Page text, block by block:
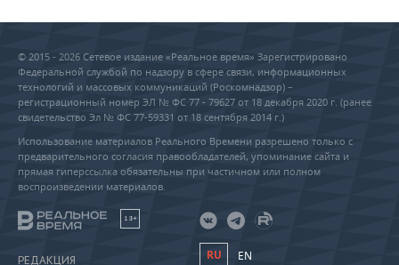
© 2015 - 2026 Сетевое издание «Реальное время» Зарегистрировано
Федеральной службой по надзору в сфере связи, информационных
технологий и массовых коммуникаций (Роскомнадзор) –
регистрационный номер ЭЛ № ФС 77 - 79627 от 18 декабря 2020 г. (ранее
свидетельство Эл № ФС 77-59331 от 18 сентября 2014 г.)
Использование материалов Реального Времени разрешено только с
предварительного согласия правообладателей, упоминание сайта и
прямая гиперссылка обязательны при частичном или полном
воспроизведении материалов.
18+
РЕДАКЦИЯ RU EN